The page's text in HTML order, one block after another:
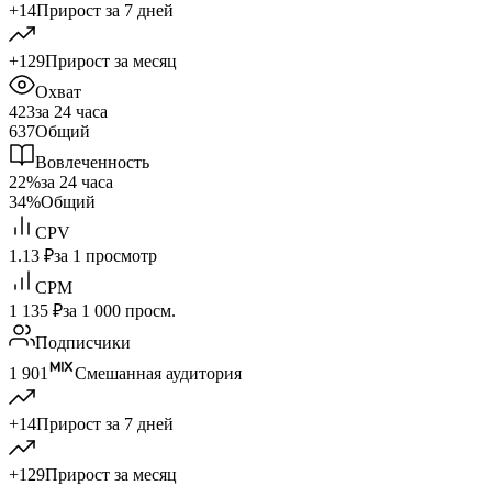
+14Прирост за 7 дней
+129Прирост за месяц
Охват
423за 24 часа
637Общий
Вовлеченность
22%за 24 часа
34%Общий
CPV
1.13 ₽за 1 просмотр
CPM
1 135 ₽за 1 000 просм.
Подписчики
1 901
Смешанная аудитория
+14Прирост за 7 дней
+129Прирост за месяц